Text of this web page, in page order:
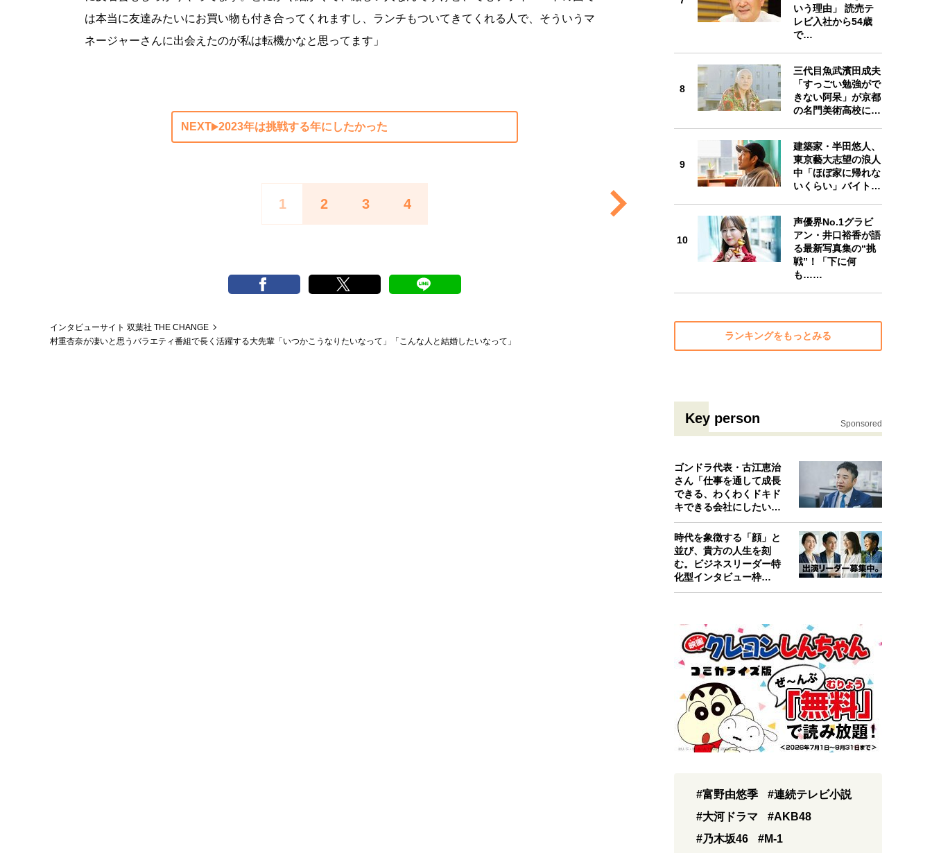
は本当に友達みたいにお買い物も付き合ってくれますし、ランチもついてきてくれる人で、そういうマ
ネージャーさんに出会えたのが私は転機かなと思ってます」
NEXT 2023年は挑戦する年にしたかった
1 2 3 4
インタビューサイト 双葉社 THE CHANGE
村重杏奈が凄いと思うバラエティ番組で長く活躍する大先輩「いつかこうなりたいなって」「こんな人と結婚したいなって」
いう理由」 読売テ
レビ入社から54歳
で…
8
三代目魚武濱田成夫
「すっごい勉強がで
きない阿呆」が京都
の名門美術高校に…
9
建築家・半田悠人、
東京藝大志望の浪人
中「ほぼ家に帰れな
いくらい」バイト…
10
声優界No.1グラビ
アン・井口裕香が語
る最新写真集の“挑
戦”！「下に何
も……
ランキングをもっとみる
Key person Sponsored
ゴンドラ代表・古江恵治
さん「仕事を通して成長
できる、わくわくドキド
キできる会社にしたいと
考えたんで…
時代を象徴する「顔」と
並び、貴方の人生を刻
む。ビジネスリーダー特
化型インタビュー枠
『Key person』始…
#富野由悠季
#連続テレビ小説
#大河ドラマ
#AKB48
#乃木坂46
#M-1